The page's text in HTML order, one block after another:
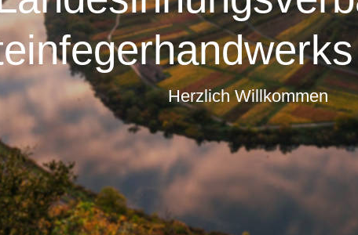
Herzlich Willkommen